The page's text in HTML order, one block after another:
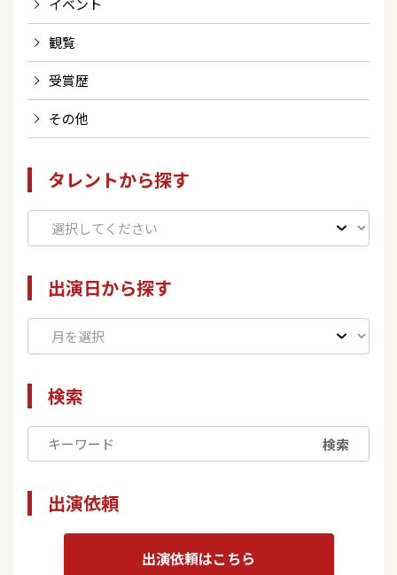
イベント
観覧
受賞歴
その他
タレントから探す
出演日から探す
検索
検索
出演依頼
出演依頼はこちら